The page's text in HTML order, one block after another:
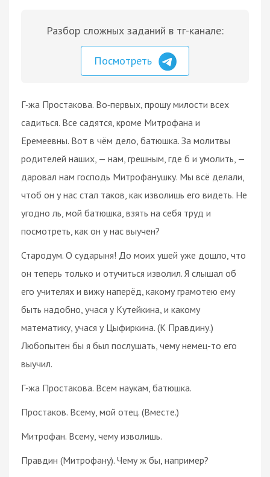
Разбор сложных заданий в тг-канале:
Посмотреть
Г‑жа Простакова. Во‑первых, прошу милости всех
садиться. Все садятся, кроме Митрофана и
Еремеевны. Вот в чём дело, батюшка. За молитвы
родителей наших, — нам, грешным, где б и умолить, —
даровал нам господь Митрофанушку. Мы всё делали,
чтоб он у нас стал таков, как изволишь его видеть. Не
угодно ль, мой батюшка, взять на себя труд и
посмотреть, как он у нас выучен?
Стародум. О сударыня! До моих ушей уже дошло, что
он теперь только и отучиться изволил. Я слышал об
его учителях и вижу наперёд, какому грамотею ему
быть надобно, учася у Кутейкина, и какому
математику, учася у Цыфиркина. (К Правдину.)
Любопытен бы я был послушать, чему немец-то его
выучил.
Г‑жа Простакова. Всем наукам, батюшка.
Простаков. Всему, мой отец. (Вместе.)
Митрофан. Всему, чему изволишь.
Правдин (Митрофану). Чему ж бы, например?